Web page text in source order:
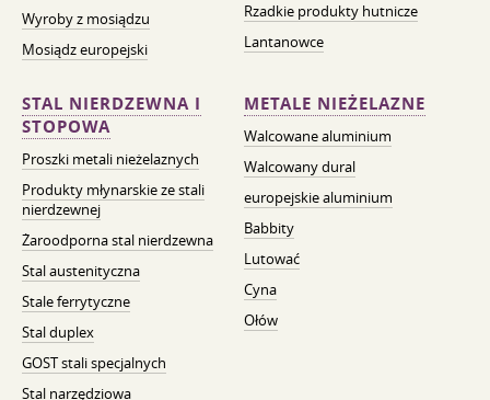
Wyroby z mosiądzu
Mosiądz europejski
Rzadkie produkty hutnicze
Lantanowce
STAL NIERDZEWNA I
STOPOWA
Proszki metali nieżelaznych
Produkty młynarskie ze stali
nierdzewnej
Żaroodporna stal nierdzewna
Stal austenityczna
Stale ferrytyczne
Stal duplex
GOST stali specjalnych
Stal narzędziowa
METALE NIEŻELAZNE
Walcowane aluminium
Walcowany dural
europejskie aluminium
Babbity
Lutować
Cyna
Ołów